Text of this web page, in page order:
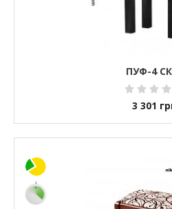
ПУФ-4
3 301